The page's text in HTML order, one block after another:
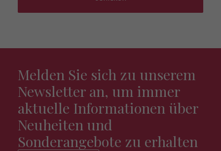
Melden Sie sich zu unserem
Newsletter an, um immer
aktuelle Informationen über
Neuheiten und
Sonderangebote zu erhalten